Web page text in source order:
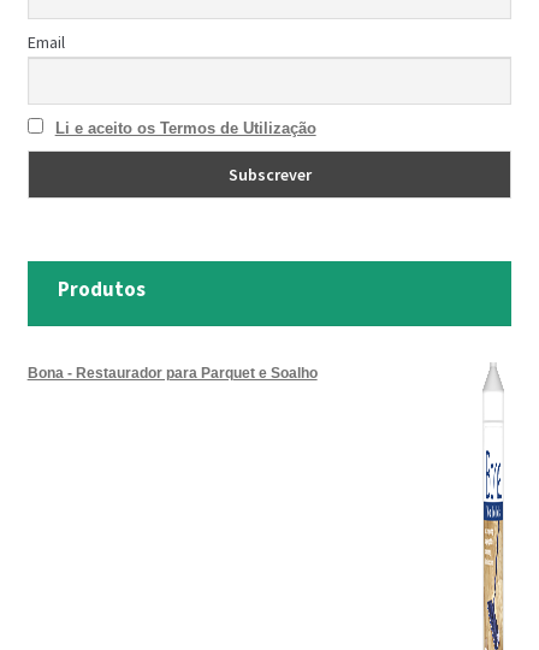
Email
Li e aceito os Termos de Utilização
Produtos
Bona - Restaurador para Parquet e Soalho